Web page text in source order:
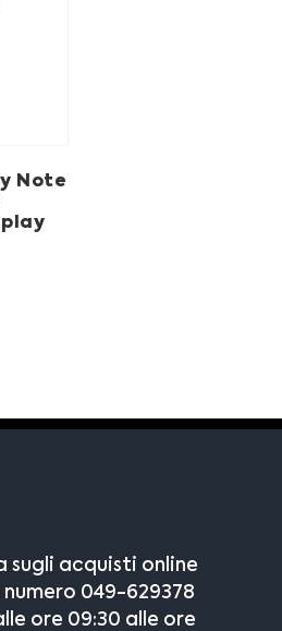
Note
sugli acquisti online
049-629378
ore 09:30 alle ore